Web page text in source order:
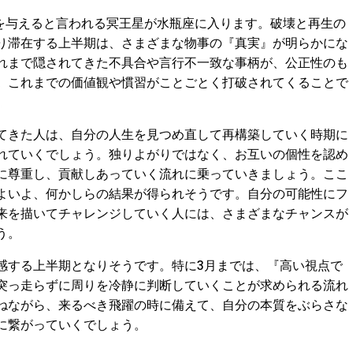
えると言われる冥王星が水瓶座に入ります。破壊と再生の
在する上半期は、さまざまな物事の『真実』が明らかにな
で隠されてきた不具合や言行不一致な事柄が、公正性のも
これまでの価値観や慣習がことごとく打破されてくることで
た人は、自分の人生を見つめ直して再構築していく時期に
いくでしょう。独りよがりではなく、お互いの個性を認め
重し、貢献しあっていく流れに乗っていきましょう。ここ
いよ、何かしらの結果が得られそうです。自分の可能性にフ
を描いてチャレンジしていく人には、さまざまなチャンスが
る上半期となりそうです。特に3月までは、『高い視点で
走らずに周りを冷静に判断していくことが求められる流れ
がら、来るべき飛躍の時に備えて、自分の本質をぶらさな
がっていくでしょう。